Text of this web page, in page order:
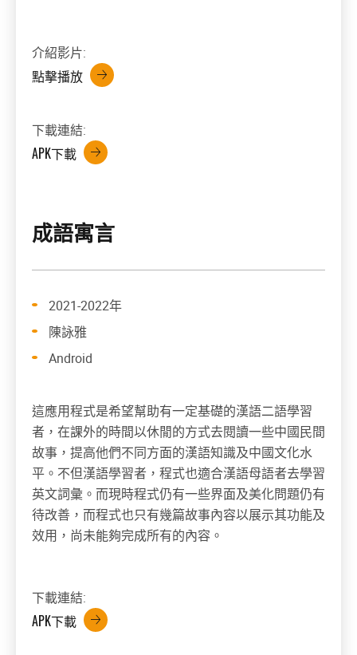
介紹影片:
點擊播放
下載連結:
APK下載
成語寓言
2021-2022年
陳詠雅
Android
這應用程式是希望幫助有一定基礎的漢語二語學習
者，在課外的時間以休閒的方式去閱讀一些中國民間
故事，提高他們不同方面的漢語知識及中國文化水
平。不但漢語學習者，程式也適合漢語母語者去學習
英文詞彙。而現時程式仍有一些界面及美化問題仍有
待改善，而程式也只有幾篇故事內容以展示其功能及
效用，尚未能夠完成所有的內容。
下載連結:
APK下載